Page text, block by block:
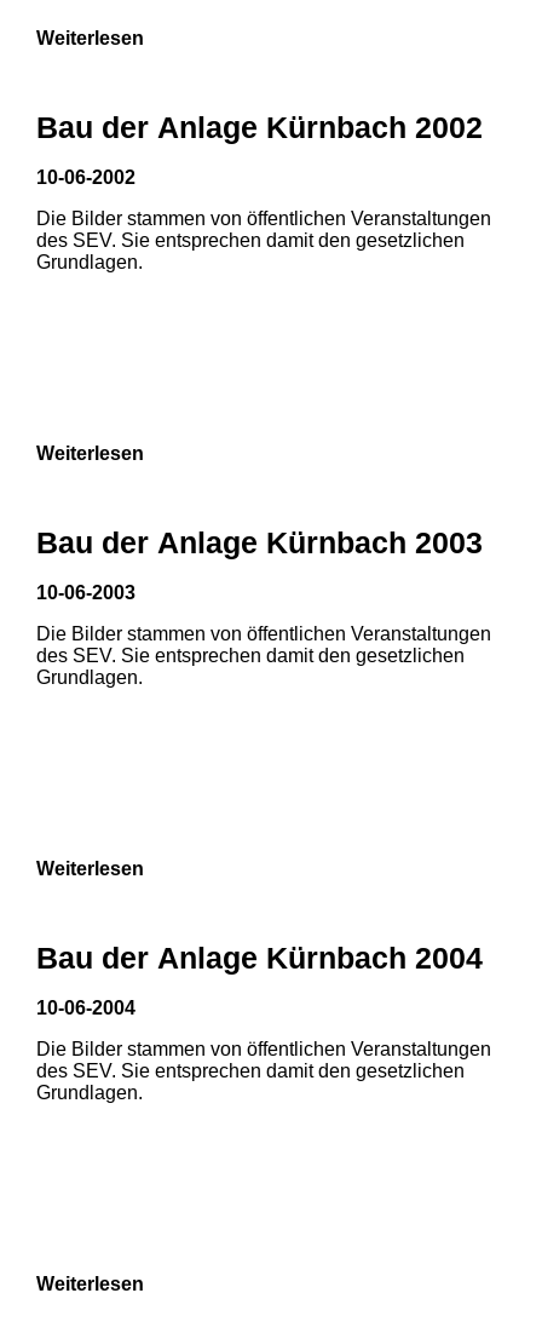
1 2 3
Weiterlesen
Bau der Anlage Kürnbach 2002
10-06-2002
Die Bilder stammen von öffentlichen Veranstaltungen
des SEV. Sie entsprechen damit den gesetzlichen
Grundlagen.
Weiterlesen
Bau der Anlage Kürnbach 2003
10-06-2003
Die Bilder stammen von öffentlichen Veranstaltungen
des SEV. Sie entsprechen damit den gesetzlichen
Grundlagen.
Weiterlesen
Bau der Anlage Kürnbach 2004
10-06-2004
Die Bilder stammen von öffentlichen Veranstaltungen
des SEV. Sie entsprechen damit den gesetzlichen
Grundlagen.
Weiterlesen